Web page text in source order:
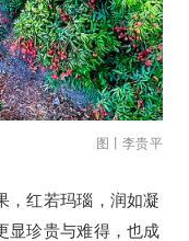
图丨李贵平
，红若玛瑙，润如凝
显珍贵与难得，也成